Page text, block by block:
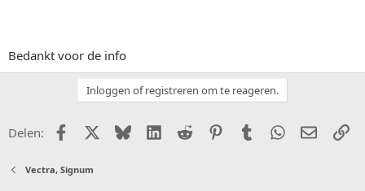
Bedankt voor de info
Inloggen of registreren om te reageren.
Delen: FacebookX (Twitter)
BlueskyLinkedIn
Reddit PinterestTumblr WhatsApp
E-mail
Vectra, Signum